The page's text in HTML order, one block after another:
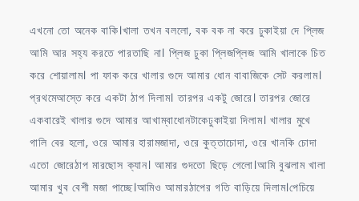
এখনো তো অনেক বাকি।খালা তখন বললো, বক বক না করে ঢুকাইয়া দে প্লিজ
আমি আর সহ্য করতে পারতাছি না। প্লিজ ঢুকা প্লিজপ্লিজ আমি খালাকে চিত
করে শোয়ালাম। পা ফাক করে খালার গুদে আমার ধোন বাবাজিকে সেট করলাম।
প্রথমেআস্তে করে একটা ঠাপ দিলাম। তারপর একটু জোরে। তারপর জোরে
একবারেই খালার গুদে আমার আখাম্বাধোনটাকেঢুকাইয়া দিলাম। খালার মুখে
গালি বের হলো, ওরে আমার হারামজাদা, ওরে কুত্তাচোদা, ওরে খানকি চোদা
এতো জোরেঠাপ মারছোস ক্যান। আমার গুদতো ছিড়ে গেলো।আমি বুঝলাম খালা
আমার খুব বেশী মজা পাচ্ছে।আমিও আমারঠাপের গতি বাড়িয়ে দিলাম।পেচিয়ে